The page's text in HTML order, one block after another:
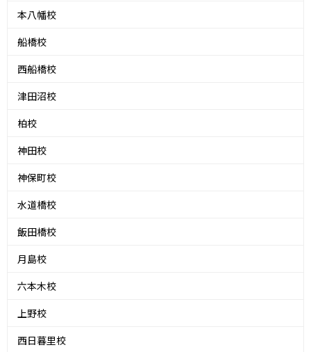
本八幡校
船橋校
西船橋校
津田沼校
柏校
神田校
神保町校
水道橋校
飯田橋校
月島校
六本木校
上野校
西日暮里校